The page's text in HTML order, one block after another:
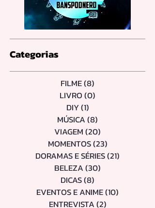
Categorias
FILME(8)
LIVRO (0)0 post
DIY(1)1 post
MÚSICA(8)8 posts
VIAGEM(20)20 posts
MOMENTOS(23)
DORAMAS E SÉRIES
BELEZA(30)30 posts
DICAS(8) 8 posts